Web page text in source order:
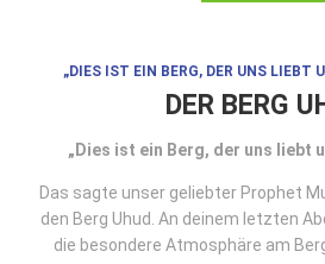
„DIES IST EIN BERG, DER UNS LIEBT
DER BERG
„Dies ist ein Berg, der uns liebt
Das sagte unser geliebter Prophet
den Berg Uhud. An deinem letzten
die besondere Atmosphäre am